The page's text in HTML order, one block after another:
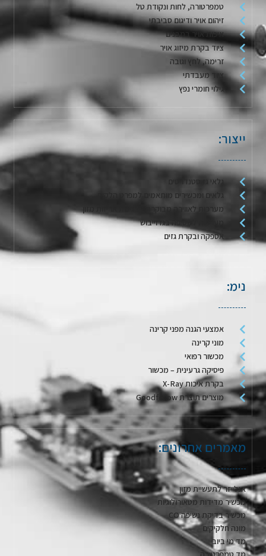
טמפרטורה, לחות ונקודת טל
זיהום אויר ודיגום סביבתי
איכות אויר במבנים
ציוד בקרת מיזוג אויר
זרימה, לחץ וגובה
ציוד מעבדתי
גילוי חומרי נפץ
ייצור:
גלאי גז סטנדרטים
גלאים ומכשירים מותאמים למפרט הלקוח
מערכות לאווירה מבוקרת / דגימת אריזות מזון
מערכות לשטיפה בגז וייבוש
אספקה ובקרת גזים
נימ:
אמצעי הגנה מפני קרינה
מוני קרינה
מכשור רפואי
פיסיקה גרעינית – מכשור
בקרת איכות X-Ray
מוצרים תוצרת Goodfellow
מאמרים אחרונים:
אנלייזר לתעשיית מזון
מכשיר מדידות מטאורולוגיות
מכשיר בדיקת נשיפה CO
מונה חלקיקים
מד מי ביוב